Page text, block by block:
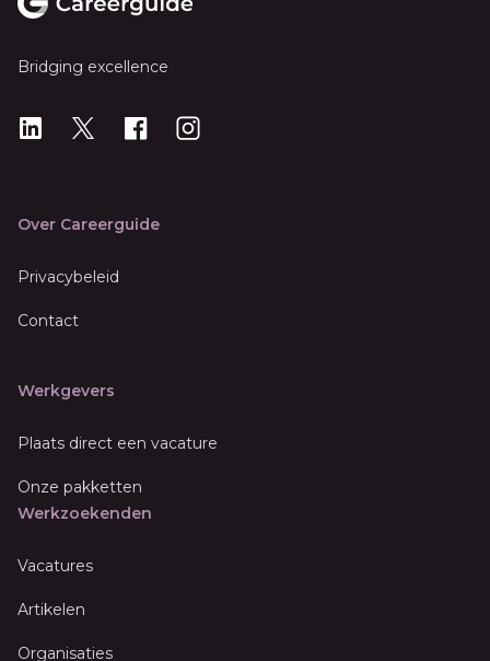
Bridging excellence
LinkedIn
X Instagram
Over Careerguide
Privacybeleid
Contact
Werkgevers
Plaats direct een vacature
Onze pakketten
Werkzoekenden
Vacatures
Artikelen
Organisaties